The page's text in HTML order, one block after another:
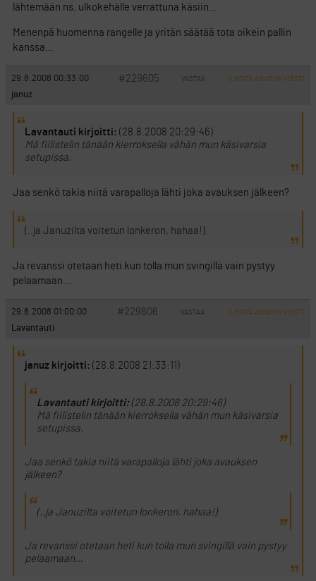
lähtemään ns. ulkokehälle verrattuna käsiin…
Menenpä huomenna rangelle ja yritän säätää tota oikein pallin
kanssa…
29.8.2008 00:33:00 #229605 VASTAA ILMOITA ASIATON VIESTI
januz
Lavantauti kirjoitti: (28.8.2008 20:29:46)
Mä fiilistelin tänään kierroksella vähän mun käsivarsia
setupissa.
Jaa senkö takia niitä varapalloja lähti joka avauksen jälkeen?
(..ja Januzilta voitetun lonkeron, hahaa!)
Ja revanssi otetaan heti kun tolla mun svingillä vain pystyy
pelaamaan…
29.8.2008 01:00:00 #229606 VASTAA ILMOITA ASIATON VIESTI
Lavantauti
januz kirjoitti: (28.8.2008 21:33:11)
Lavantauti kirjoitti:(28.8.2008 20:29:46)
Mä fiilistelin tänään kierroksella vähän mun käsivarsia
setupissa.
Jaa senkö takia niitä varapalloja lähti joka avauksen
jälkeen?
(..ja Januzilta voitetun lonkeron, hahaa!)
Ja revanssi otetaan heti kun tolla mun svingillä vain pystyy
pelaamaan…